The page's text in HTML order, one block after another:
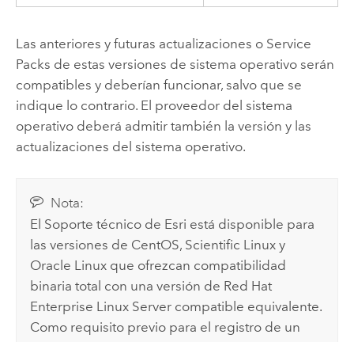
Las anteriores y futuras actualizaciones o Service
Packs de estas versiones de sistema operativo serán
compatibles y deberían funcionar, salvo que se
indique lo contrario. El proveedor del sistema
operativo deberá admitir también la versión y las
actualizaciones del sistema operativo.
Nota:
El Soporte técnico de Esri está disponible para
las versiones de CentOS, Scientific Linux y
Oracle Linux que ofrezcan compatibilidad
binaria total con una versión de Red Hat
Enterprise Linux Server compatible equivalente.
Como requisito previo para el registro de un